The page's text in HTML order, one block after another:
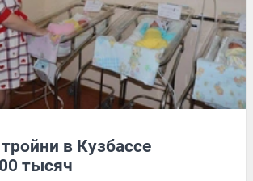
в Кузбассе
тысяч